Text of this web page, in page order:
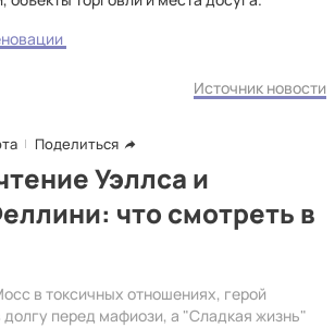
Источник новости
Поделиться
Уэллса и
что смотреть в
в токсичных отношениях, герой
перед мафиози, а "Сладкая жизнь"